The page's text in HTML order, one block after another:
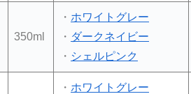
350ml
・ ホワイトグレー
・ ダークネイビー
・ シェルピンク
・ ホワイトグレー